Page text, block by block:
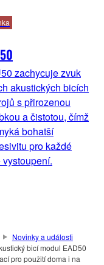
zachycuje zvuk
akustických bicích
s přirozenou
a čistotou, čímž
bohatší
pro každé
vystoupení.
Novinky a události
bicí modul EAD50
pro použití doma i na